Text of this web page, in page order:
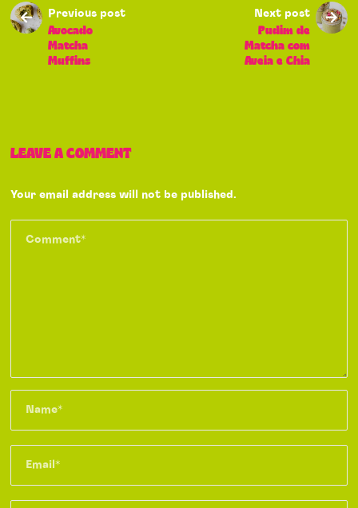
Previous post
Avocado
Matcha
Muffins
Next post
Pudim de
Matcha com
Aveia e Chia
LEAVE A COMMENT
Your email address will not be published.